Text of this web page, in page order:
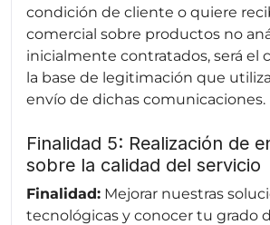
condición de cliente o quiere
comercial sobre productos no
inicialmente contratados, será el
la base de legitimación que
envío de dichas comunicaciones.
Finalidad 5: Realización de
sobre la calidad del servicio
Finalidad: Mejorar nuestras
tecnológicas y conocer tu grado